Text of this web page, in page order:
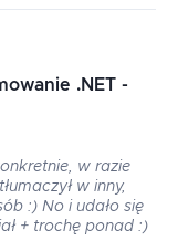
.NET -
w razie
w inny,
:) No i udało się
+ trochę ponad :)